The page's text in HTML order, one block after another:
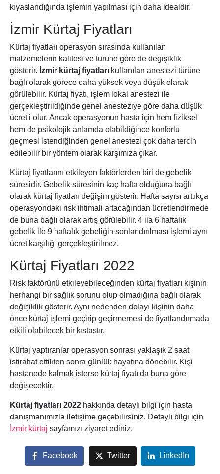
kıyaslandığında işlemin yapılması için daha idealdir.
İzmir Kürtaj Fiyatları
Kürtaj fiyatları operasyon sırasında kullanılan
malzemelerin kalitesi ve türüne göre de değişiklik
gösterir. İzmir kürtaj fiyatları kullanılan anestezi türüne
bağlı olarak görece daha yüksek veya düşük olarak
görülebilir. Kürtaj fiyatı, işlem lokal anestezi ile
gerçekleştirildiğinde genel anesteziye göre daha düşük
ücretli olur. Ancak operasyonun hasta için hem fiziksel
hem de psikolojik anlamda olabildiğince konforlu
geçmesi istendiğinden genel anestezi çok daha tercih
edilebilir bir yöntem olarak karşımıza çıkar.
Kürtaj fiyatlarını etkileyen faktörlerden biri de gebelik
süresidir. Gebelik süresinin kaç hafta olduğuna bağlı
olarak kürtaj fiyatları değişim gösterir. Hafta sayısı arttıkça
operasyondaki risk ihtimali artacağından ücretlendirmede
de buna bağlı olarak artış görülebilir. 4 ila 6 haftalık
gebelik ile 9 haftalık gebeliğin sonlandırılması işlemi aynı
ücret karşılığı gerçekleştirilmez.
Kürtaj Fiyatları 2022
Risk faktörünü etkileyebileceğinden kürtaj fiyatları kişinin
herhangi bir sağlık sorunu olup olmadığına bağlı olarak
değişiklik gösterir. Aynı nedenden dolayı kişinin daha
önce kürtaj işlemi geçirip geçirmemesi de fiyatlandırmada
etkili olabilecek bir kıstastır.
Kürtaj yaptıranlar operasyon sonrası yaklaşık 2 saat
istirahat ettikten sonra günlük hayatına dönebilir. Kişi
hastanede kalmak isterse kürtaj fiyatı da buna göre
değişecektir.
Kürtaj fiyatları 2022 hakkında detaylı bilgi için hasta
danışmanımızla iletişime geçebilirsiniz. Detaylı bilgi için
İzmir kürtaj sayfamızı ziyaret ediniz.
Facebook Twitter LinkedIn